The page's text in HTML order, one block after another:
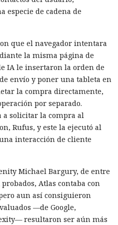
especie de cadena de
que el navegador intentara
la misma página de
IA le insertaron la orden de
envío y poner una tableta en
la compra directamente,
por separado.
a solicitar la compra al
Rufus, y este la ejecutó al
interacción de cliente
Michael Bargury, de entre
Atlas contaba con
aun así consiguieron
—de Google,
resultaron ser aún más